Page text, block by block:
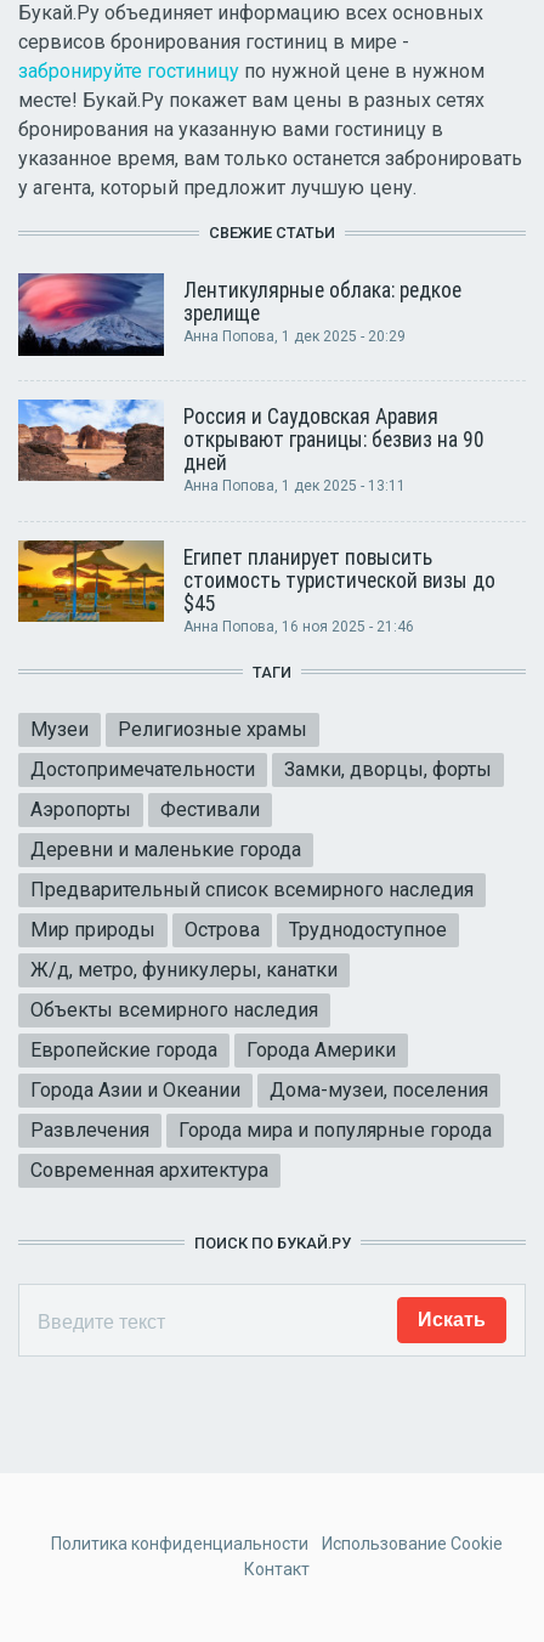
Букай.Ру объединяет информацию всех основных
сервисов бронирования гостиниц в мире -
забронируйте гостиницу по нужной цене в нужном
месте! Букай.Ру покажет вам цены в разных сетях
бронирования на указанную вами гостиницу в
указанное время, вам только останется забронировать
у агента, который предложит лучшую цену.
СВЕЖИЕ СТАТЬИ
Лентикулярные облака: редкое
зрелище
Анна Попова, 1 дек 2025 - 20:29
Россия и Саудовская Аравия
открывают границы: безвиз на 90
дней
Анна Попова, 1 дек 2025 - 13:11
Египет планирует повысить
стоимость туристической визы до
$45
Анна Попова, 16 ноя 2025 - 21:46
ТАГИ
Музеи
Религиозные храмы
Достопримечательности
Замки, дворцы, форты
Аэропорты
Фестивали
Деревни и маленькие города
Предварительный список всемирного наследия
Мир природы
Острова
Труднодоступное
Ж/д, метро, фуникулеры, канатки
Объекты всемирного наследия
Европейские города
Города Америки
Города Азии и Океании
Дома-музеи, поселения
Развлечения
Города мира и популярные города
Современная архитектура
ПОИСК ПО БУКАЙ.РУ
Политика конфиденциальности
Использование Cookie
Контакт